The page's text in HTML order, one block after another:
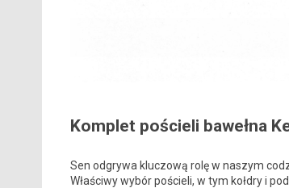
Komplet pościeli bawełna
Sen odgrywa kluczową rolę w naszym
Właściwy wybór pościeli, w tym kołdry i